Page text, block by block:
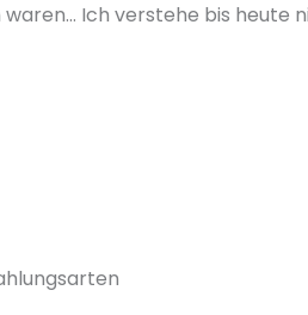
Ich verstehe bis heute